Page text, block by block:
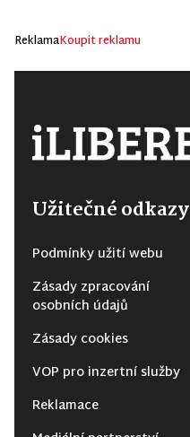
ReklamaKoupit reklamu
Užitečné odkazy
Podmínky užití webu
Zásady zpracování
osobních údajů
Zásady cookies
VOP pro inzertní služby
Reklamace